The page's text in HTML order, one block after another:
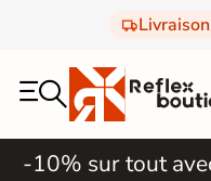
-10% sur tout